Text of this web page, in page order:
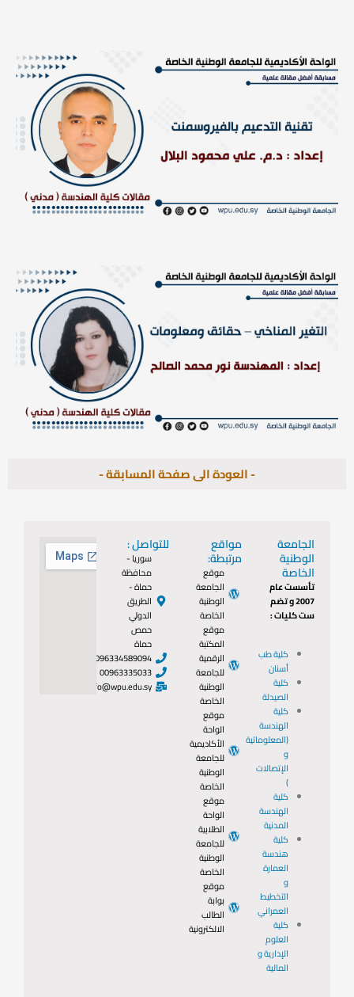
- العودة الى صفحة المسابقة -
الجامعة
الوطنية
الخاصة
تأسست عام
2007 و تضم
ست كليات :
كلية طب
أسنان
كلية
الصيدلة
كلية
الهندسة
(المعلوماتية
و
الإتصالات
)
كلية
الهندسة
المدنية
كلية
هندسة
العمارة
و
التخطيط
العمراني
كلية
العلوم
الإدارية و
المالية
مواقع
مرتبطة:
موقع
الجامعة
الوطنية
الخاصة
موقع
المكتبة
الرقمية
للجامعة
الوطنية
الخاصة
موقع
الواحة
الأكاديمية
للجامعة
الوطنية
الخاصة
موقع
الواحة
الطلابية
للجامعة
الوطنية
الخاصة
موقع
بوابة
الطالب
الالكترونية
للتواصل :
سوريا -
محافظة
حماة -
الطريق
الدولي
حمص
حماة
0096334589094
00963335033
info@wpu.edu.sy